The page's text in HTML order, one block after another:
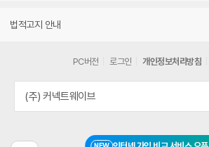
NEW
법적고지 안내
PC버전 로그인 개인정보처리방침
(주) 커넥트웨이브